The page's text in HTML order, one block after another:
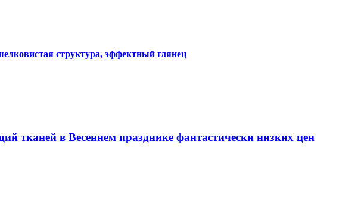
структура, эффектный глянец
тканей в Весеннем празднике фантастически низких цен